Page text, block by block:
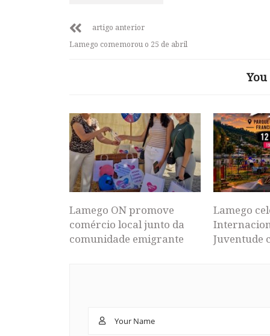
artigo anterior
Lamego comemorou o 25 de abril
Lamego ON promove
comércio local junto da
comunidade emigrante
Lamego
Juventude